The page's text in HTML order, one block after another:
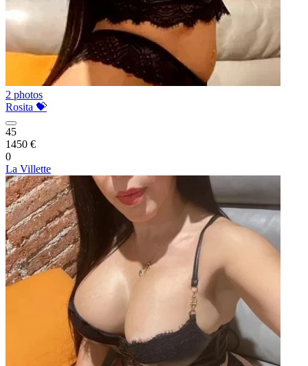
2 photos
Rosita 💝
45
1450 €
0
La Villette